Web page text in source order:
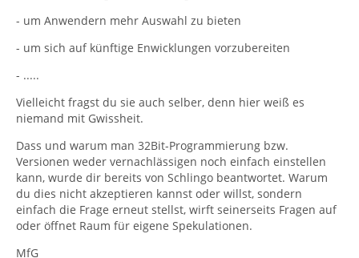
- um Anwendern mehr Auswahl zu bieten
- um sich auf künftige Enwicklungen vorzubereiten
- .....
Vielleicht fragst du sie auch selber, denn hier weiß es
niemand mit Gwissheit.
Dass und warum man 32Bit-Programmierung bzw.
Versionen weder vernachlässigen noch einfach einstellen
kann, wurde dir bereits von Schlingo beantwortet. Warum
du dies nicht akzeptieren kannst oder willst, sondern
einfach die Frage erneut stellst, wirft seinerseits Fragen auf
oder öffnet Raum für eigene Spekulationen.
MfG